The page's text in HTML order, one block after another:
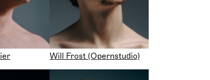
Will Frost (Opernstudio)